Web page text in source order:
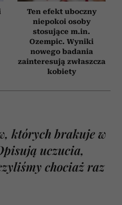
Ten efekt uboczny
niepokoi osoby
stosujące m.in.
Ozempic. Wyniki
nowego badania
zainteresują zwłaszcza
kobiety
których brakuje w
uczucia,
chociaż raz